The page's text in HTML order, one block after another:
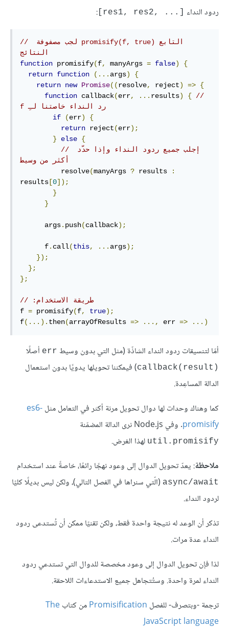
ردود النداء
:
// ‫التابع promisify(f, true)‎ لجب مصفوفة
النتائج
function promisify(f, manyArgs = false)
{
return function (... args)
{
return new Promise((resolve, reject) => {
function callback(err, ... results) { //
‫رد النداء خاصتنا لـِ f
if
(err)
{
return reject(err);
}
else {
// إجلب جميع ردود النداء وإذا حدّد
          resolve
(manyArgs ? results
:
results [0]);
}
}
      args
. push(callback);
      f
. call(this, ... args);
});
};
};
// ‫طريقة الاستخدام:
f = promisify(f, true);
f(...). then(arrayOfResults => ..., err => ...)
أمّا لتنسيقات ردود النداء الشاذّة (مثل التي بدون وسيط err أصلًا
callback(result)‎) فيمكننا تحويلها يدويًا بدون استعمال
الدالة المساعِدة.
كما وهناك وحدات لها دوال تحويل مرنة أكثر في التعامل مثلes6-
promisify. وفي Node.js نرى الدالة المضمّنة
util.promisify لهذا الغرض.
ملاحظة: يعدّ تحويل الدوال إلى وعود نهجًا رائعًا، خاصةً عند استخدام
async/await (الّتي سنراها في الفصل التالي)، ولكن ليس بديلًا كليًا
لردود النداء.
تذكر أن الوعد له نتيجة واحدة فقط، ولكن تقنيًا ممكن أن تُستدعى ردود
النداء عدة مرات.
لذا فإن تحويل الدوال إلى وعود مخصصة للدوال التي تستدعي ردود
النداء لمرة واحدة. وستُتجاهل جميع الاستدعاءات اللاحقة.
ترجمة -وبتصرف- للفصل Promisificationمن كتابThe
JavaScript language